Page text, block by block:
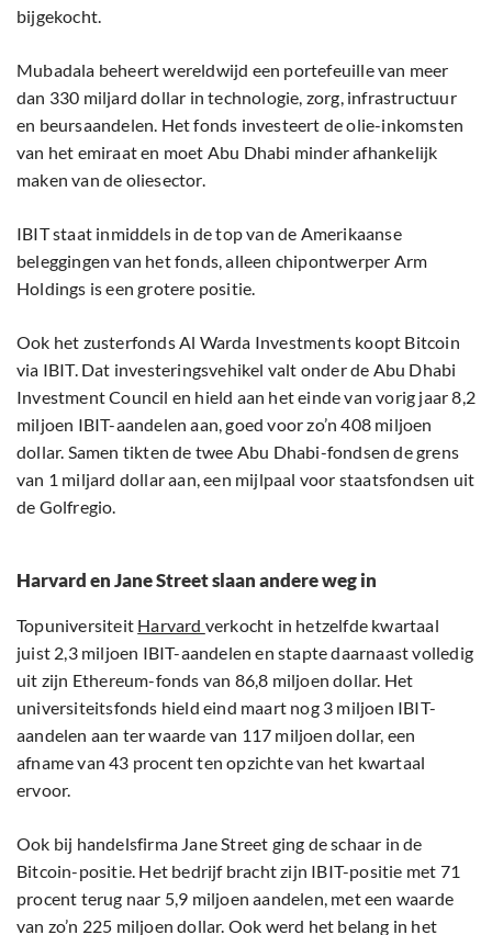
bijgekocht.
Mubadala beheert wereldwijd een portefeuille van meer
dan 330 miljard dollar in technologie, zorg, infrastructuur
en beursaandelen. Het fonds investeert de olie-inkomsten
van het emiraat en moet Abu Dhabi minder afhankelijk
maken van de oliesector.
IBIT staat inmiddels in de top van de Amerikaanse
beleggingen van het fonds, alleen chipontwerper Arm
Holdings is een grotere positie.
Ook het zusterfonds Al Warda Investments koopt Bitcoin
via IBIT. Dat investeringsvehikel valt onder de Abu Dhabi
Investment Council en hield aan het einde van vorig jaar 8,2
miljoen IBIT-aandelen aan, goed voor zo’n 408 miljoen
dollar. Samen tikten de twee Abu Dhabi-fondsen de grens
van 1 miljard dollar aan, een mijlpaal voor staatsfondsen uit
de Golfregio.
Harvard en Jane Street slaan andere weg in
Topuniversiteit Harvard verkocht in hetzelfde kwartaal
juist 2,3 miljoen IBIT-aandelen en stapte daarnaast volledig
uit zijn Ethereum-fonds van 86,8 miljoen dollar. Het
universiteitsfonds hield eind maart nog 3 miljoen IBIT-
aandelen aan ter waarde van 117 miljoen dollar, een
afname van 43 procent ten opzichte van het kwartaal
ervoor.
Ook bij handelsfirma Jane Street ging de schaar in de
Bitcoin-positie. Het bedrijf bracht zijn IBIT-positie met 71
procent terug naar 5,9 miljoen aandelen, met een waarde
van zo’n 225 miljoen dollar. Ook werd het belang in het